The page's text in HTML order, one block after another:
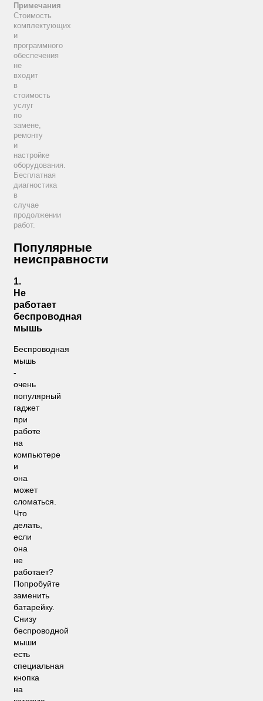
Примечания
Стоимость
комплектующих
и
программного
обеспечения
не
входит
в
стоимость
услуг
по
замене,
ремонту
и
настройке
оборудования.
Бесплатная
диагностика
в
случае
продолжении
работ.
Популярные
неисправности
1.
Не
работает
беспроводная
мышь
Беспроводная
мышь
-
очень
популярный
гаджет
при
работе
на
компьютере
и
она
может
сломаться.
Что
делать,
если
она
не
работает?
Попробуйте
заменить
батарейку.
Снизу
беспроводной
мыши
есть
специальная
кнопка
на